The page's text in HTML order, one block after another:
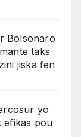
Bolsonaro
taks
jiska fen
yo
efikas pou